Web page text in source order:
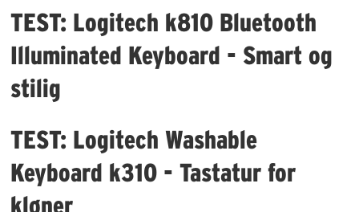
TEST: Logitech k810 Bluetooth
Illuminated Keyboard - Smart og
stilig
TEST: Logitech Washable
Keyboard k310 - Tastatur for
kløner